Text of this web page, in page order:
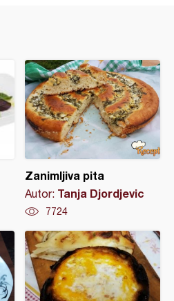
Zanimljiva pita
Autor: Tanja Djordjevic
7724